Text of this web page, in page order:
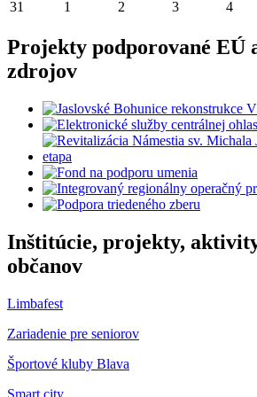
31 1 2 3 4
Projekty podporované EÚ
zdrojov
Inštitúcie, projekty,
občanov
Limbafest
Zariadenie pre seniorov
Športové kluby Blava
Smart city